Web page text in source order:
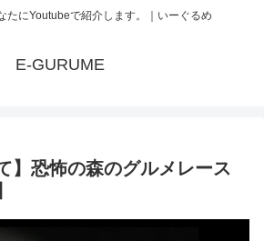
たにYoutubeで紹介します。｜いーぐるめ
E-GURUME
】恐怖の森のグルメレース